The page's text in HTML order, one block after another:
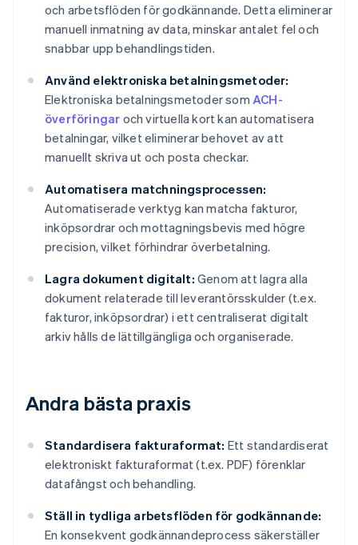
och arbetsflöden för godkännande. Detta eliminerar
manuell inmatning av data, minskar antalet fel och
snabbar upp behandlingstiden.
Använd elektroniska betalningsmetoder:
Elektroniska betalningsmetoder som ACH-
överföringar och virtuella kort kan automatisera
betalningar, vilket eliminerar behovet av att
manuellt skriva ut och posta checkar.
Automatisera matchningsprocessen:
Automatiserade verktyg kan matcha fakturor,
inköpsordrar och mottagningsbevis med högre
precision, vilket förhindrar överbetalning.
Lagra dokument digitalt: Genom att lagra alla
dokument relaterade till leverantörsskulder (t.ex.
fakturor, inköpsordrar) i ett centraliserat digitalt
arkiv hålls de lättillgängliga och organiserade.
Andra bästa praxis
Standardisera fakturaformat: Ett standardiserat
elektroniskt fakturaformat (t.ex. PDF) förenklar
datafångst och behandling.
Ställ in tydliga arbetsflöden för godkännande:
En konsekvent godkännandeprocess säkerställer